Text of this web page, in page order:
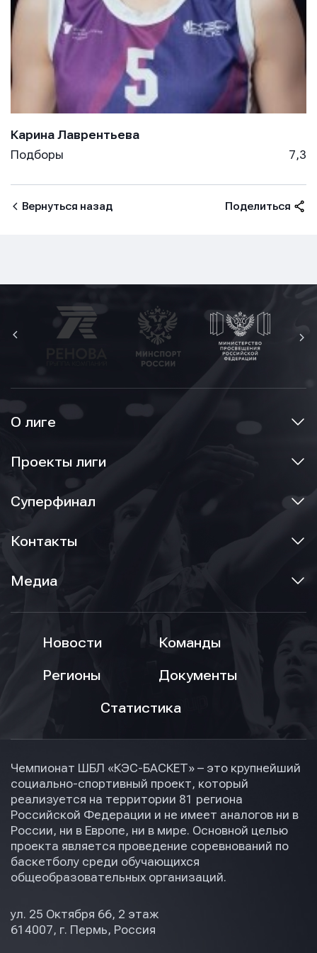
Карина Лаврентьева
Подборы
7,3
Вернуться назад Поделиться
О лиге
Проекты лиги
Суперфинал
Контакты
Медиа
Новости
Команды
Регионы
Документы
Статистика
Чемпионат ШБЛ «КЭС-БАСКЕТ» – это крупнейший
социально-спортивный проект, который
реализуется на территории 81 региона
Российской Федерации и не имеет аналогов ни в
России, ни в Европе, ни в мире. Основной целью
проекта является проведение соревнований по
баскетболу среди обучающихся
общеобразовательных организаций.
ул. 25 Октября 66, 2 этаж
614007, г. Пермь, Россия